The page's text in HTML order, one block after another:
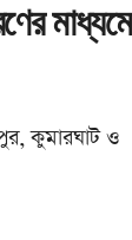
মাধ্যমে
কুমারঘাট ও